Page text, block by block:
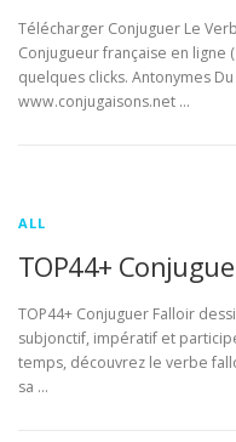
Télécharger Conjuguer Le
Conjugueur française en ligne
quelques clicks. Antonymes
www.conjugaisons.net …
ALL
TOP44+
TOP44+ Conjuguer Falloir
subjonctif, impératif et
temps, découvrez le verbe
sa …